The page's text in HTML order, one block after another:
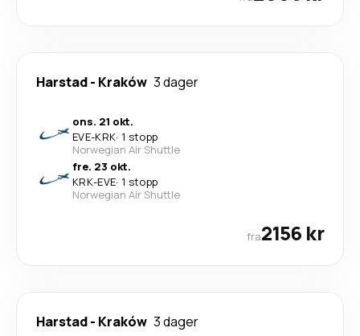
Harstad- Kraków 3 dager
ons. 21 okt.
EVE-KRK· 1 stopp
Norwegian Air Shuttle
fre. 23 okt.
KRK-EVE· 1 stopp
Norwegian Air Shuttle
fra2156 kr
Harstad- Kraków 3 dager